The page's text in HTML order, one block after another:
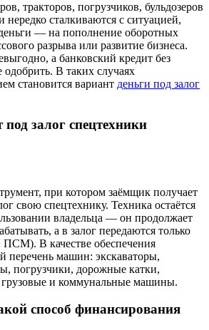
тракторов, погрузчиков, бульдозеров
нередко сталкиваются с ситуацией,
— на пополнение оборотных
разрыва или развитие бизнеса.
а банковский кредит без
одобрить. В таких случаях
становится вариант деньги под залог
под залог спецтехники
при котором заёмщик получает
свою спецтехнику. Техника остаётся
владельца — он продолжает
а в залог передаются только
ПСМ). В качестве обеспечения
перечень машин: экскаваторы,
погрузчики, дорожные катки,
и коммунальные машины.
способ финансирования